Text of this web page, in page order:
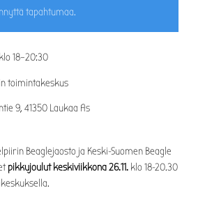
tapahtumaa.
klo 18–20:30
toimintakeskus
9, 41350 Laukaa As
Beaglejaosto ja Keski-Suomen Beagle
pikkujoulut keskiviikkona 26.11.klo 18-20.30